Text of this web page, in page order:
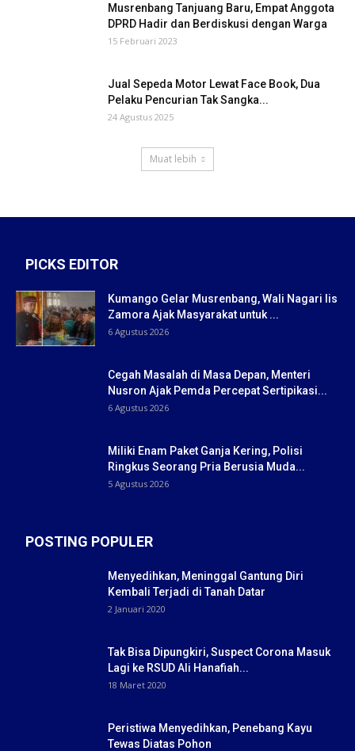
Musrenbang Tanjuang Baru, Empat Anggota
DPRD Hadir dan Berdiskusi dengan Warga
15 Februari 2023
Jual Sepeda Motor Lewat Face Book, Dua
Pelaku Pencurian Tak Sangka...
24 Agustus 2025
Muat lebih
PICKS EDITOR
Kumango Gelar Musrenbang, Wali Nagari Iis
Zamora Ajak Masyarakat untuk ...
6 Agustus 2026
Cegah Masalah di Masa Depan, Menteri
Nusron Ajak Pemda Percepat Sertipikasi...
6 Agustus 2026
Miliki Enam Paket Ganja Kering, Polisi
Ringkus Seorang Pria Berusia Muda...
5 Agustus 2026
POSTING POPULER
Menyedihkan, Meninggal Gantung Diri
Kembali Terjadi di Tanah Datar
2 Januari 2020
Tak Bisa Dipungkiri, Suspect Corona Masuk
Lagi ke RSUD Ali Hanafiah...
18 Maret 2020
Peristiwa Menyedihkan, Penebang Kayu
Tewas Diatas Pohon